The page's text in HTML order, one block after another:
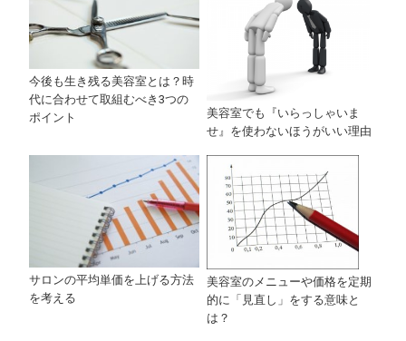
今後も生き残る美容室とは？時
代に合わせて取組むべき3つの
ポイント
美容室でも『いらっしゃいま
せ』を使わないほうがいい理由
サロンの平均単価を上げる方法
を考える
美容室のメニューや価格を定期
的に「見直し」をする意味と
は？